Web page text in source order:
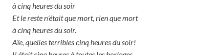
à cinq heures du soir
Et le reste n’était que mort, rien que mort
à cinq heures du soir.
Aïe, quelles terribles cinq heures du soir!